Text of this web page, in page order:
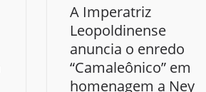
A Imperatriz
Leopoldinense
anuncia o enredo
“Camaleônico” em
homenagem a Ney